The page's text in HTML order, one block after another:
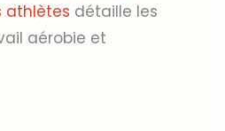
athlètes détaille les
aérobie et